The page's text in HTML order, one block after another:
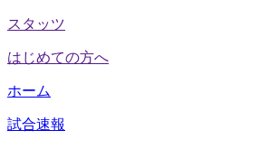
スタッツ
はじめての方へ
ホーム
試合速報